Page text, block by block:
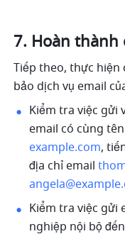
Hoàn thành
Tiếp theo, thực hiện
bảo dịch vụ email
Kiểm tra việc gửi
example.com,
địa chỉ email
Kiểm tra việc gửi
nghiệp nội bộ